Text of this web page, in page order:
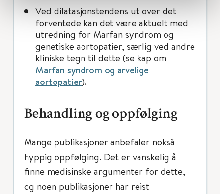
Ved dilatasjonstendens ut over det
forventede kan det være aktuelt med
utredning for Marfan syndrom og
genetiske aortopatier, særlig ved andre
kliniske tegn til dette (se kap om
Marfan syndrom og arvelige
aortopatier).
Behandling og oppfølging
Mange publikasjoner anbefaler nokså
hyppig oppfølging. Det er vanskelig å
finne medisinske argumenter for dette,
og noen publikasjoner har reist